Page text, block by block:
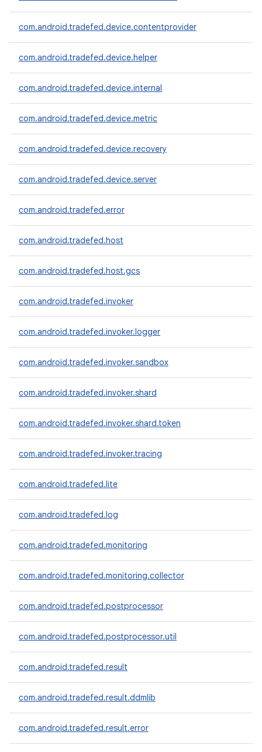
com.android.tradefed.device.contentprovider
com.android.tradefed.device.helper
com.android.tradefed.device.internal
com.android.tradefed.device.metric
com.android.tradefed.device.recovery
com.android.tradefed.device.server
com.android.tradefed.error
com.android.tradefed.host
com.android.tradefed.host.gcs
com.android.tradefed.invoker
com.android.tradefed.invoker.logger
com.android.tradefed.invoker.sandbox
com.android.tradefed.invoker.shard
com.android.tradefed.invoker.shard.token
com.android.tradefed.invoker.tracing
com.android.tradefed.lite
com.android.tradefed.log
com.android.tradefed.monitoring
com.android.tradefed.monitoring.collector
com.android.tradefed.postprocessor
com.android.tradefed.postprocessor.util
com.android.tradefed.result
com.android.tradefed.result.ddmlib
com.android.tradefed.result.error